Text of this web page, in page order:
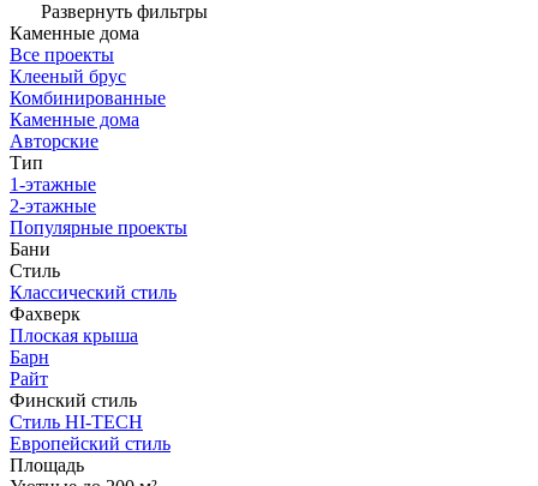
Развернуть фильтры
Каменные дома
Все проекты
Клееный брус
Комбинированные
Каменные дома
Авторские
Тип
1-этажные
2-этажные
Популярные проекты
Бани
Стиль
Классический стиль
Фахверк
Плоская крыша
Барн
Райт
Финский стиль
Стиль HI-TECH
Европейский стиль
Площадь